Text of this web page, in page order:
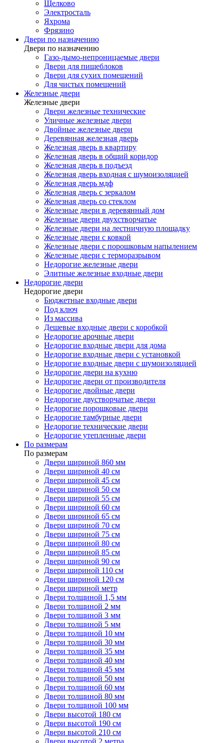
Щелково
Электросталь
Яхрома
Фрязино
Двери по назначению
Двери по назначению
Газо-дымо-непроницаемые двери
Двери для пищеблоков
Двери для сухих помещений
Для чистых помещений
Железные двери
Железные двери
Двери железные технические
Уличные железные двери
Двойные железные двери
Деревянная железная дверь
Железная дверь в квартиру
Железная дверь в общий коридор
Железная дверь в подъезд
Железная дверь входная с шумоизоляцией
Железная дверь мдф
Железная дверь с зеркалом
Железная дверь со стеклом
Железные двери в деревянный дом
Железные двери двухстворчатые
Железные двери на лестничную площадку
Железные двери с ковкой
Железные двери с порошковым напылением
Железные двери с терморазрывом
Недорогие железные двери
Элитные железные входные двери
Недорогие двери
Недорогие двери
Бюджетные входные двери
Под ключ
Из массива
Дешевые входные двери с коробкой
Недорогие арочные двери
Недорогие входные двери для дома
Недорогие входные двери с установкой
Недорогие входные двери с шумоизоляцией
Недорогие двери на кухню
Недорогие двери от производителя
Недорогие двойные двери
Недорогие двустворчатые двери
Недорогие порошковые двери
Недорогие тамбурные двери
Недорогие технические двери
Недорогие утепленные двери
По размерам
По размерам
Двери шириной 860 мм
Двери шириной 40 см
Двери шириной 45 см
Двери шириной 50 см
Двери шириной 55 см
Двери шириной 60 см
Двери шириной 65 см
Двери шириной 70 см
Двери шириной 75 см
Двери шириной 80 см
Двери шириной 85 см
Двери шириной 90 см
Двери шириной 110 см
Двери шириной 120 см
Двери шириной метр
Двери толщиной 1,5 мм
Двери толщиной 2 мм
Двери толщиной 3 мм
Двери толщиной 5 мм
Двери толщиной 10 мм
Двери толщиной 30 мм
Двери толщиной 35 мм
Двери толщиной 40 мм
Двери толщиной 45 мм
Двери толщиной 50 мм
Двери толщиной 60 мм
Двери толщиной 80 мм
Двери толщиной 100 мм
Двери высотой 180 см
Двери высотой 190 см
Двери высотой 210 см